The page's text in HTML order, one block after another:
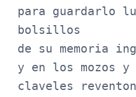
para guardarlo
bolsillos
de su memoria
y en los mozos y
claveles